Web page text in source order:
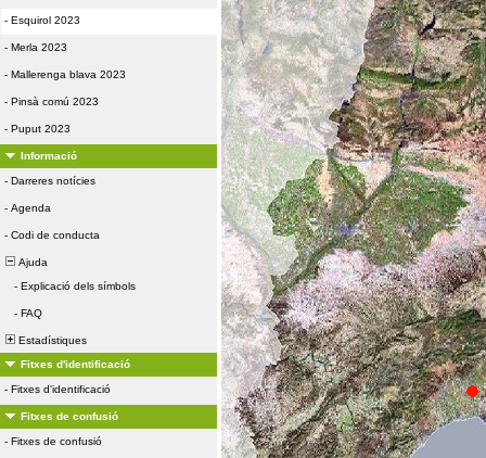
- Esquirol 2023
- Merla 2023
- Mallerenga blava 2023
- Pinsà comú 2023
- Puput 2023
Informació
- Darreres notícies
- Agenda
- Codi de conducta
Ajuda
- Explicació dels símbols
- FAQ
Estadístiques
Fitxes d'identificació
- Fitxes d'identificació
Fitxes de confusió
- Fitxes de confusió